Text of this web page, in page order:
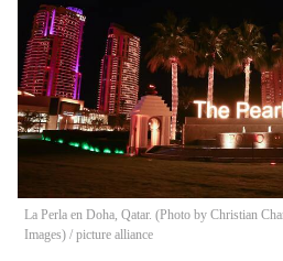
La Perla en Doha, Qatar. (Photo by Christian
Images) / picture alliance